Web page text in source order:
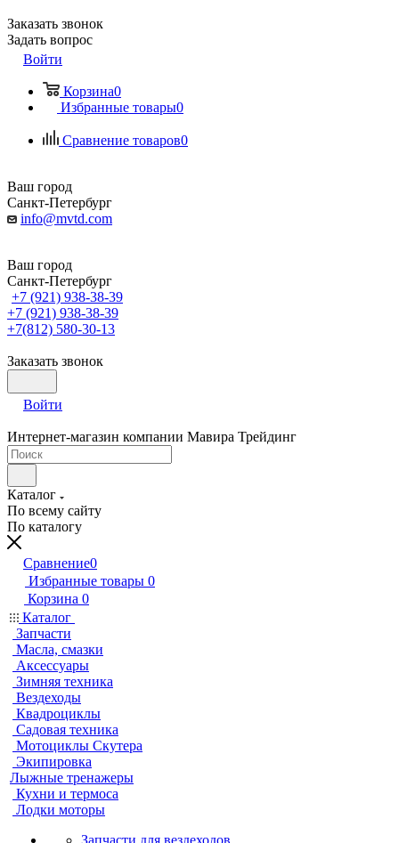
Заказать звонок
Задать вопрос
Войти
Корзина0
Избранные товары0
Сравнение товаров0
Ваш город
Санкт-Петербург
info@mvtd.com
Ваш город
Санкт-Петербург
+7 (921) 938-38-39
+7 (921) 938-38-39
+7(812) 580-30-13
Заказать звонок
Войти
Интернет-магазин компании Мавира Трейдинг
Каталог
По всему сайту
По каталогу
Сравнение0
Избранные товары 0
Корзина 0
Каталог
Запчасти
Масла, смазки
Аксессуары
Зимняя техника
Вездеходы
Квадроциклы
Садовая техника
Мотоциклы Скутера
Экипировка
Лыжные тренажеры
Кухни и термоса
Лодки моторы
Запчасти для вездеходов